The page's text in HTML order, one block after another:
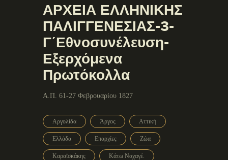
ΑΡΧΕΙΑ ΕΛΛΗΝΙΚΗΣ
ΠΑΛΙΓΓΕΝΕΣΙΑΣ-3-
Γ΄Εθνοσυνέλευση-
Εξερχόμενα
Πρωτόκολλα
Α.Π. 61-27 Φεβρουαρίου 1827
Αργολίδα Άργος Αττική
Ελλάδα Επαρχίες Ζώα
Καραϊσκάκης Κάτω Ναχαγέ.